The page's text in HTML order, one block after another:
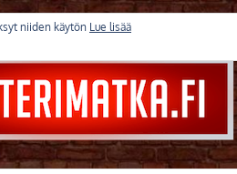
niiden käytön Lue lisää